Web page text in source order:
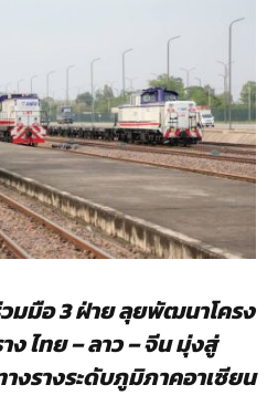
มมือ 3 ฝ่าย ลุยพัฒนาโครง
ไทย – ลาว – จีน มุ่งสู่
งรางระดับภูมิภาคอาเซียน